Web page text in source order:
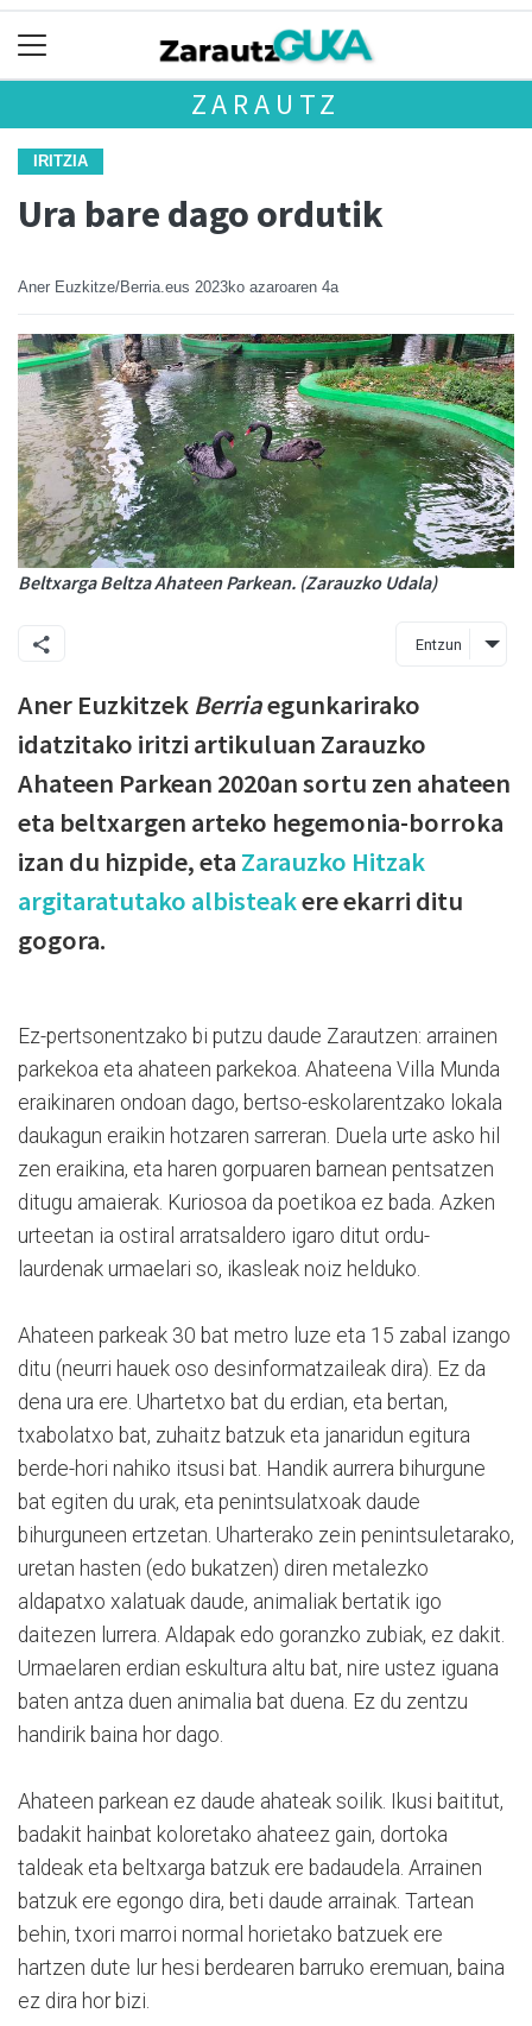
ZARAUTZ
IRITZIA
Ura bare dago ordutik
Aner Euzkitze/Berria.eus 2023ko azaroaren 4a
Beltxarga Beltza Ahateen Parkean. (Zarauzko Udala)
Entzun
Aner Euzkitzek Berriaegunkarirako
idatzitako iritzi artikuluan Zarauzko
Ahateen Parkean 2020an sortu zen ahateen
eta beltxargen arteko hegemonia-borroka
izan du hizpide, eta Zarauzko Hitzak
argitaratutako albisteakere ekarri ditu
gogora.
Ez-pertsonentzako bi putzu daude Zarautzen: arrainen
parkekoa eta ahateen parkekoa. Ahateena Villa Munda
eraikinaren ondoan dago, bertso-eskolarentzako lokala
daukagun eraikin hotzaren sarreran. Duela urte asko hil
zen eraikina, eta haren gorpuaren barnean pentsatzen
ditugu amaierak. Kuriosoa da poetikoa ez bada. Azken
urteetan ia ostiral arratsaldero igaro ditut ordu-
laurdenak urmaelari so, ikasleak noiz helduko.
Ahateen parkeak 30 bat metro luze eta 15 zabal izango
ditu (neurri hauek oso desinformatzaileak dira). Ez da
dena ura ere. Uhartetxo bat du erdian, eta bertan,
txabolatxo bat, zuhaitz batzuk eta janaridun egitura
berde-hori nahiko itsusi bat. Handik aurrera bihurgune
bat egiten du urak, eta penintsulatxoak daude
bihurguneen ertzetan. Uharterako zein penintsuletarako,
uretan hasten (edo bukatzen) diren metalezko
aldapatxo xalatuak daude, animaliak bertatik igo
daitezen lurrera. Aldapak edo goranzko zubiak, ez dakit.
Urmaelaren erdian eskultura altu bat, nire ustez iguana
baten antza duen animalia bat duena. Ez du zentzu
handirik baina hor dago.
Ahateen parkean ez daude ahateak soilik. Ikusi baititut,
badakit hainbat koloretako ahateez gain, dortoka
taldeak eta beltxarga batzuk ere badaudela. Arrainen
batzuk ere egongo dira, beti daude arrainak. Tartean
behin, txori marroi normal horietako batzuek ere
hartzen dute lur hesi berdearen barruko eremuan, baina
ez dira hor bizi.